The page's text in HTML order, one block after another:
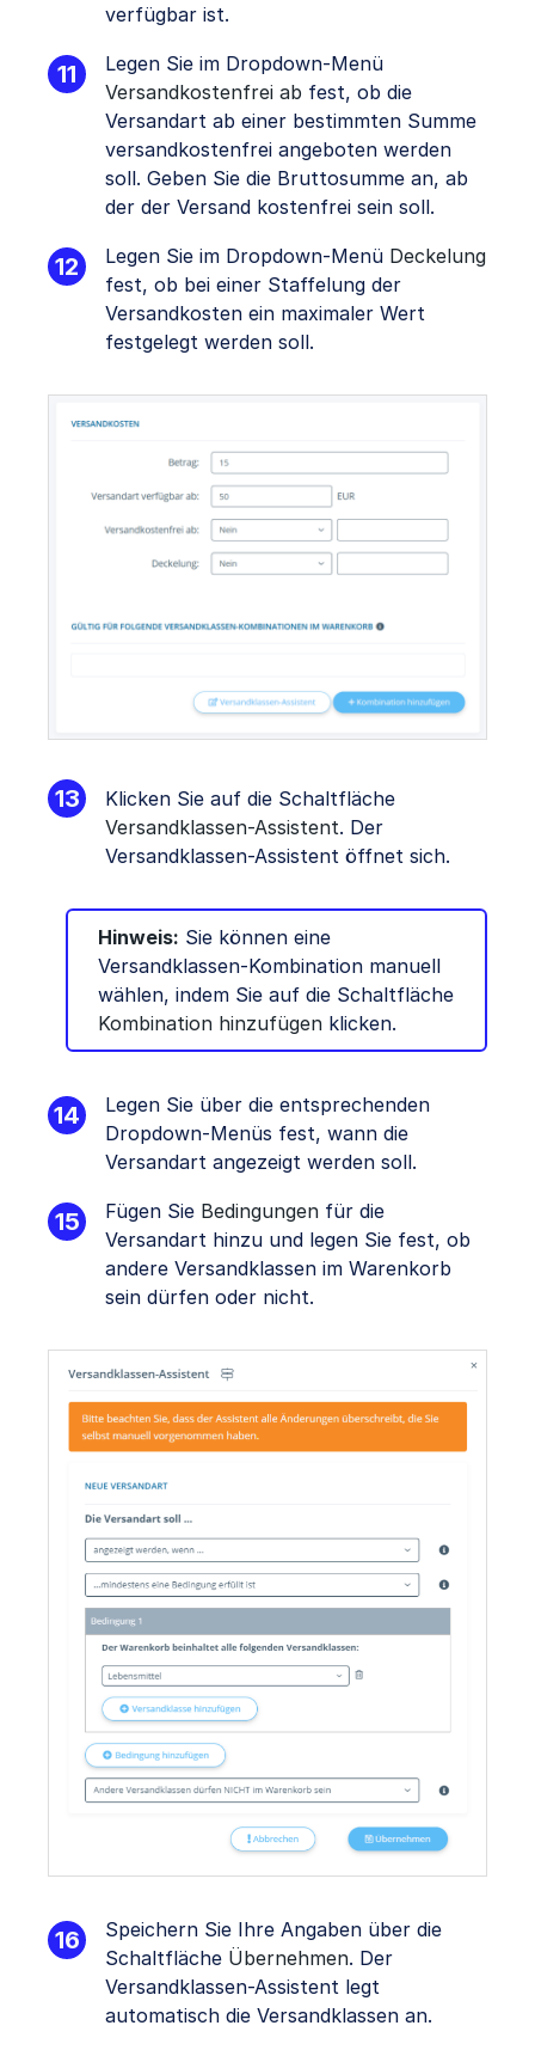
verfügbar ist.
Legen Sie im Dropdown-Menü
Versandkostenfrei ab fest, ob die
Versandart ab einer bestimmten Summe
versandkostenfrei angeboten werden
soll. Geben Sie die Bruttosumme an, ab
der der Versand kostenfrei sein soll.
Legen Sie im Dropdown-Menü Deckelung
fest, ob bei einer Staffelung der
Versandkosten ein maximaler Wert
festgelegt werden soll.
Klicken Sie auf die Schaltfläche
Versandklassen-Assistent. Der
Versandklassen-Assistent öffnet sich.
Hinweis: Sie können eine
Versandklassen-Kombination manuell
wählen, indem Sie auf die Schaltfläche
Kombination hinzufügen klicken.
Legen Sie über die entsprechenden
Dropdown-Menüs fest, wann die
Versandart angezeigt werden soll.
Fügen Sie Bedingungen für die
Versandart hinzu und legen Sie fest, ob
andere Versandklassen im Warenkorb
sein dürfen oder nicht.
Speichern Sie Ihre Angaben über die
Schaltfläche Übernehmen. Der
Versandklassen-Assistent legt
automatisch die Versandklassen an.